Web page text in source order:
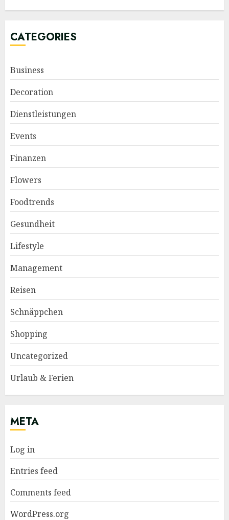
CATEGORIES
Business
Decoration
Dienstleistungen
Events
Finanzen
Flowers
Foodtrends
Gesundheit
Lifestyle
Management
Reisen
Schnäppchen
Shopping
Uncategorized
Urlaub & Ferien
META
Log in
Entries feed
Comments feed
WordPress.org